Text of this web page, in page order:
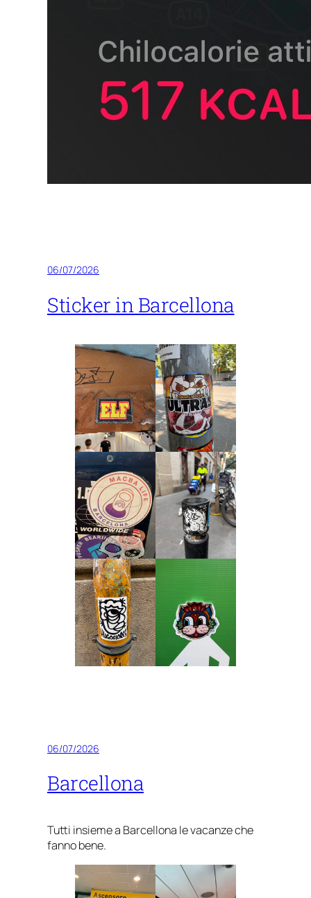
06/07/2026
Sticker in Barcellona
06/07/2026
Barcellona
Tutti insieme a Barcellona le vacanze che
fanno bene.